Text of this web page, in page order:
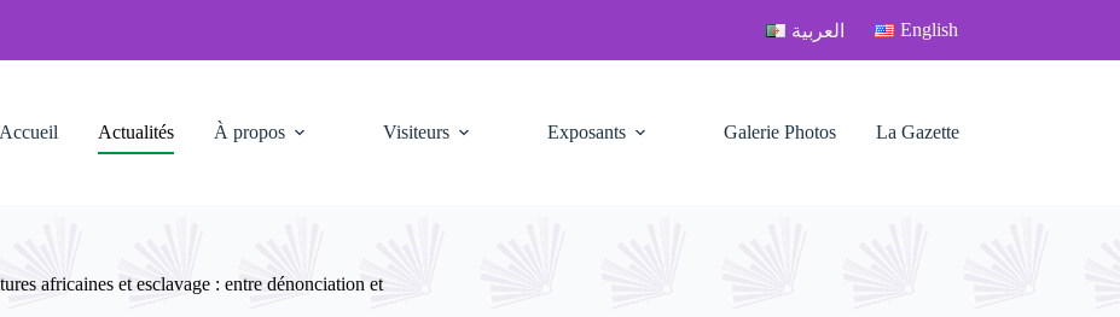
العربية English
Accueil Actualités À propos Visiteurs Exposants Galerie Photos La Gazette
africaines et esclavage : entre dénonciation et